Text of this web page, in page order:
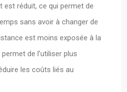
est réduit, ce qui permet de
sans avoir à changer de
est moins exposée à la
de l’utiliser plus
les coûts liés au